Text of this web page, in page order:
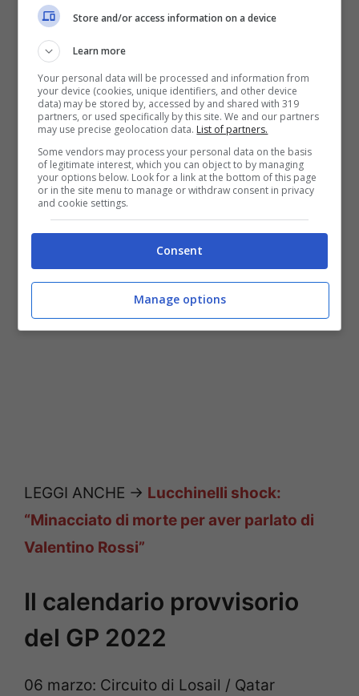
volta ci saranno 21 Gran Premi, anche se le
date d’Oltremare potrebbero subire dei
cambiamenti. In caso di cancellazione ci
saranno doppi eventi europei come
accaduto quest’anno a Misano. Due le
sessioni di test pre-campionato: a Sepang
dal 5 al 5 febbraio (31 gennaio-2 febbraio
shakedown) e in Indonesia dall’11 al 13
febbraio.
LEGGI ANCHE -> Lucchinelli shock:
“Minacciato di morte per aver parlato di
Valentino Rossi”
Il calendario provvisorio
del GP 2022
06 marzo: Circuito di Losail / Qatar
Store and/or access information on a device
Learn more
Your personal data will be processed and information from
your device (cookies, unique identifiers, and other device
data) may be stored by, accessed by and shared with 319
partners, or used specifically by this site. We and our partners
may use precise geolocation data. List of partners.
Some vendors may process your personal data on the basis
of legitimate interest, which you can object to by managing
your options below. Look for a link at the bottom of this page
or in the site menu to manage or withdraw consent in privacy
and cookie settings.
Consent
Manage options